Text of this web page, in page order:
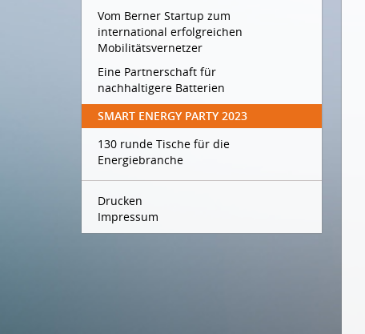
Vom Berner Startup zum
international erfolgreichen
Mobilitätsvernetzer
Eine Partnerschaft für
nachhaltigere Batterien
SMART ENERGY PARTY 2023
130 runde Tische für die
Energiebranche
Drucken
Impressum